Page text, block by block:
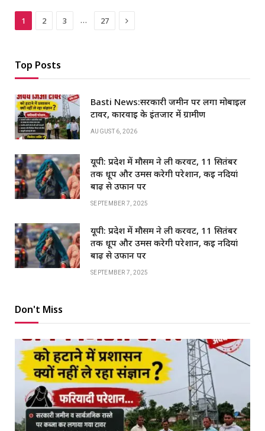
1 2 3 … 27 Next
Top Posts
Basti News:सरकारी जमीन पर लगा मोबाइल
टावर, कार्रवाई के इंतजार में ग्रामीण
AUGUST 6, 2026
यूपी: प्रदेश में मौसम ने ली करवट, 11 सितंबर
तक धूप और उमस करेगी परेशान, कई नदियां
बाढ़ से उफान पर
SEPTEMBER 7, 2025
यूपी: प्रदेश में मौसम ने ली करवट, 11 सितंबर
तक धूप और उमस करेगी परेशान, कई नदियां
बाढ़ से उफान पर
SEPTEMBER 7, 2025
Don't Miss